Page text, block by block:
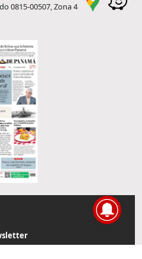
0815-00507, Zona 4
de actualidad directamente en